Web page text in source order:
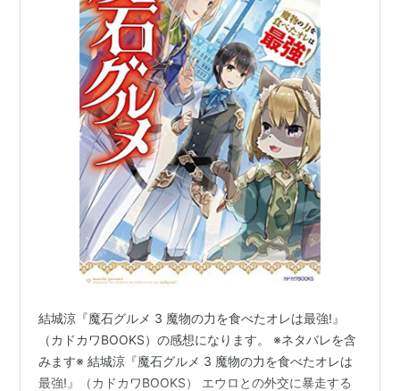
結城涼『魔石グルメ 3 魔物の力を食べたオレは最強!』
（カドカワBOOKS）の感想になります。 ※ネタバレを含
みます※ 結城涼『魔石グルメ 3 魔物の力を食べたオレは
最強!』（カドカワBOOKS） エウロとの外交に暴走する